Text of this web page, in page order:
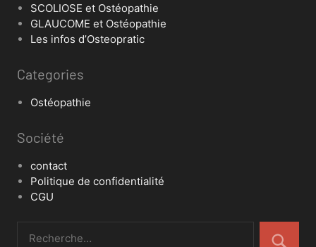
SCOLIOSE et Ostéopathie
GLAUCOME et Ostéopathie
Les infos d’Osteopratic
Categories
Ostéopathie
Société
contact
Politique de confidentialité
CGU